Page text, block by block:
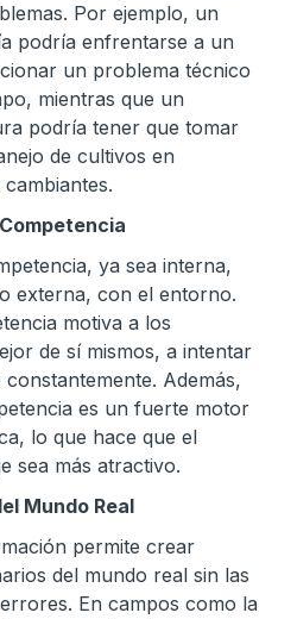
Por ejemplo, un
podría enfrentarse a un
un problema técnico
mientras que un
podría tener que tomar
de cultivos en
ya sea interna,
externa, con el entorno.
motiva a los
de sí mismos, a intentar
Además,
es un fuerte motor
lo que hace que el
sea más atractivo.
Mundo Real
permite crear
del mundo real sin las
En campos como la